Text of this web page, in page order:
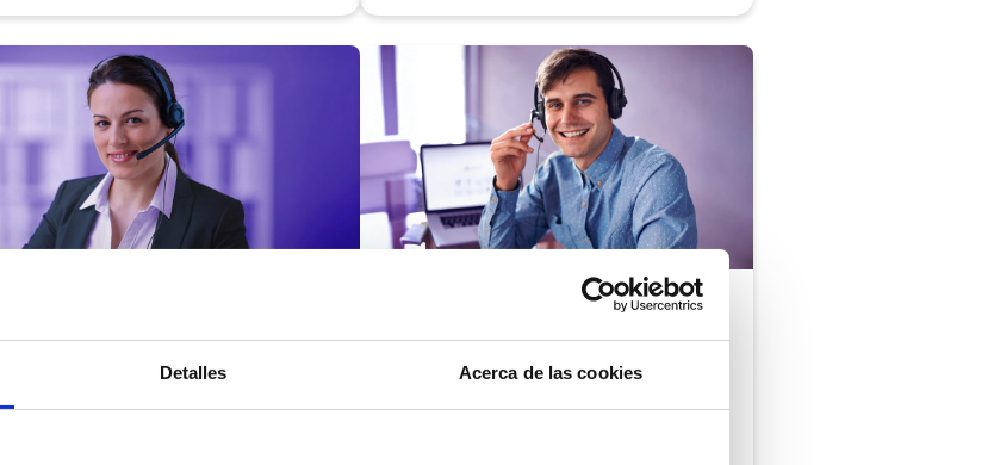
Detalles Acerca de las cookies
Cómo automatizar la
evaluación de llamadas en
Cómo comprobar si tu
los tiempos de respuesta